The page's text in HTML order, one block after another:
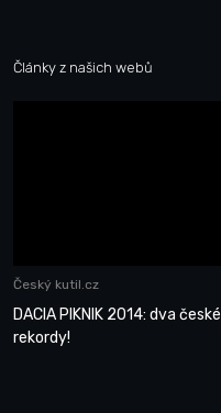
Články z našich webů
Český kutil.cz
DACIA PIKNIK 2014: dva české
rekordy!